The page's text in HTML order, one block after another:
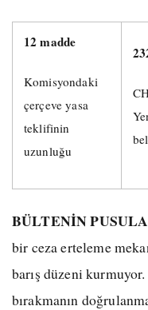
12 madde
Komisyondaki
çerçeve yasa
teklifinin
uzunluğu
BÜLTENİN
bir ceza erteleme
barış düzeni
bırakmanın